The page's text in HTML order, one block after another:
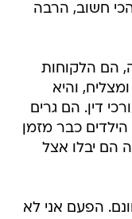
חשוב, הרבה
הם הלקוחות
והיא
דין. הם גרים
כבר מזמן
הם יבלו אצל
הפעם אני לא